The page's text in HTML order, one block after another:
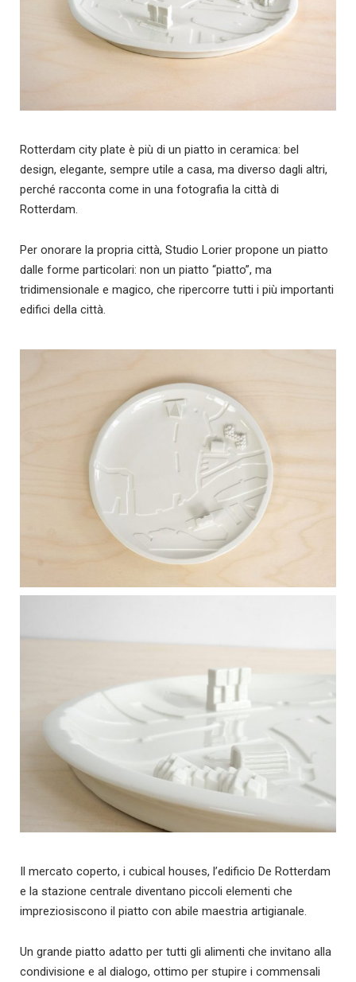
Rotterdam city plate è più di un piatto in ceramica: bel
design, elegante, sempre utile a casa, ma diverso dagli altri,
perché racconta come in una fotografia la città di
Rotterdam.
Per onorare la propria città, Studio Lorier propone un piatto
dalle forme particolari: non un piatto “piatto”, ma
tridimensionale e magico, che ripercorre tutti i più importanti
edifici della città.
Il mercato coperto, i cubical houses, l’edificio De Rotterdam
e la stazione centrale diventano piccoli elementi che
impreziosiscono il piatto con abile maestria artigianale.
Un grande piatto adatto per tutti gli alimenti che invitano alla
condivisione e al dialogo, ottimo per stupire i commensali